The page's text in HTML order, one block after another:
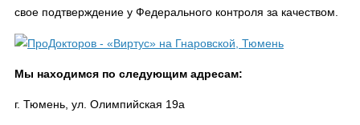
свое подтверждение у Федерального контроля за качеством.
Мы находимся по следующим адресам:
г. Тюмень, ул. Олимпийская 19а